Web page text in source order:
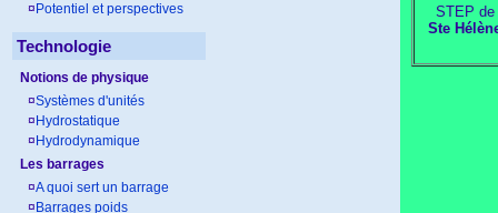
¤ Potentiel et perspectives
Technologie
Notions de physique
¤Systèmes d'unités
¤ Hydrostatique
¤ Hydrodynamique
Les barrages
¤A quoi sert un barrage
¤ Barrages poids
STEP de
Ste